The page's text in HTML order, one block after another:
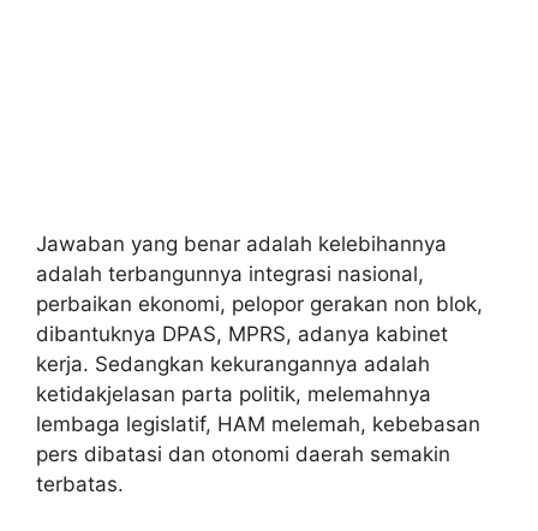
Jawaban yang benar adalah kelebihannya
adalah terbangunnya integrasi nasional,
perbaikan ekonomi, pelopor gerakan non blok,
dibantuknya DPAS, MPRS, adanya kabinet
kerja. Sedangkan kekurangannya adalah
ketidakjelasan parta politik, melemahnya
lembaga legislatif, HAM melemah, kebebasan
pers dibatasi dan otonomi daerah semakin
terbatas.